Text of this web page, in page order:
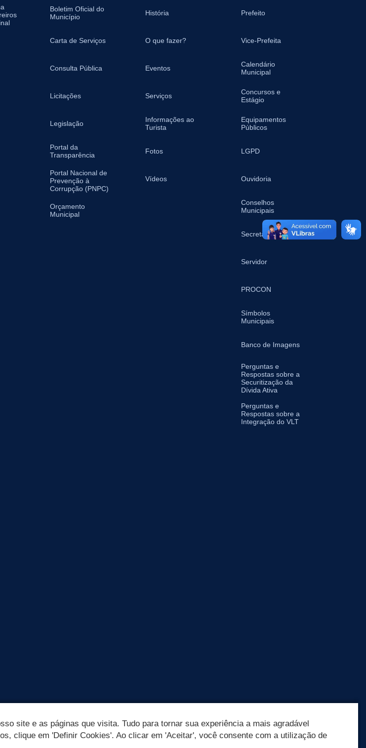
Boletim Oficial do
Município
Carta de Serviços
Consulta Pública
Licitações
Legislação
Portal da
Transparência
Portal Nacional de
Prevenção à
Corrupção (PNPC)
Orçamento
Municipal
História
O que fazer?
Eventos
Serviços
Informações ao
Turista
Fotos
Vídeos
Prefeito
Vice-Prefeita
Calendário
Municipal
Concursos e
Estágio
Equipamentos
Públicos
LGPD
Ouvidoria
Conselhos
Municipais
Secretarias
Servidor
PROCON
Símbolos
Municipais
Banco de Imagens
Perguntas e
Respostas sobre a
Securitização da
Dívida Ativa
Perguntas e
Respostas sobre a
Integração do VLT
site e as páginas que visita. Tudo para tornar sua experiência a mais agradável
clique em 'Definir Cookies'. Ao clicar em 'Aceitar', você consente com a utilização de